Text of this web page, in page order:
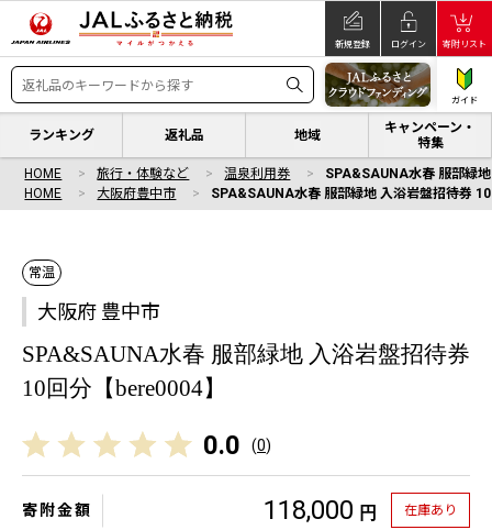
新規登録 ログイン 寄附リスト
ガイド
ランキング 返礼品 地域
キャンペーン・
特集
HOME 旅行・体験など 温泉利用券
SPA&SAUNA水春 服部緑
HOME
大阪府豊中市 SPA&SAUNA水春 服部緑地 入浴岩盤招待券
常温
大阪府 豊中市
SPA&SAUNA水春 服部緑地 入浴岩盤招待券
10回分【bere0004】
0.0 (0)
寄附金額 118,000 円 在庫あり